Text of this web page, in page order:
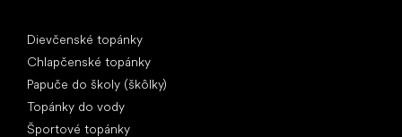
Dievčenské topánky
Chlapčenské topánky
Papuče do školy (škôlky)
Topánky do vody
Športové topánky